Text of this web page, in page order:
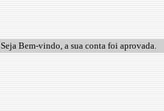
Seja Bem-vindo, a sua conta foi aprovada.